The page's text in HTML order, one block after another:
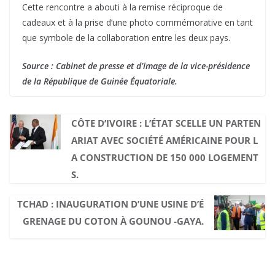
Cette rencontre a abouti à la remise réciproque de
cadeaux et à la prise d’une photo commémorative en tant
que symbole de la collaboration entre les deux pays.
Source : Cabinet de presse et d’image de la vice-présidence
de la République de Guinée Équatoriale.
CÔTE D’IVOIRE : L’ÉTAT SCELLE UN PARTEN
ARIAT AVEC SOCIÉTÉ AMÉRICAINE POUR L
A CONSTRUCTION DE 150 000 LOGEMENT
S.
TCHAD : INAUGURATION D’UNE USINE D’É
GRENAGE DU COTON À GOUNOU -GAYA.